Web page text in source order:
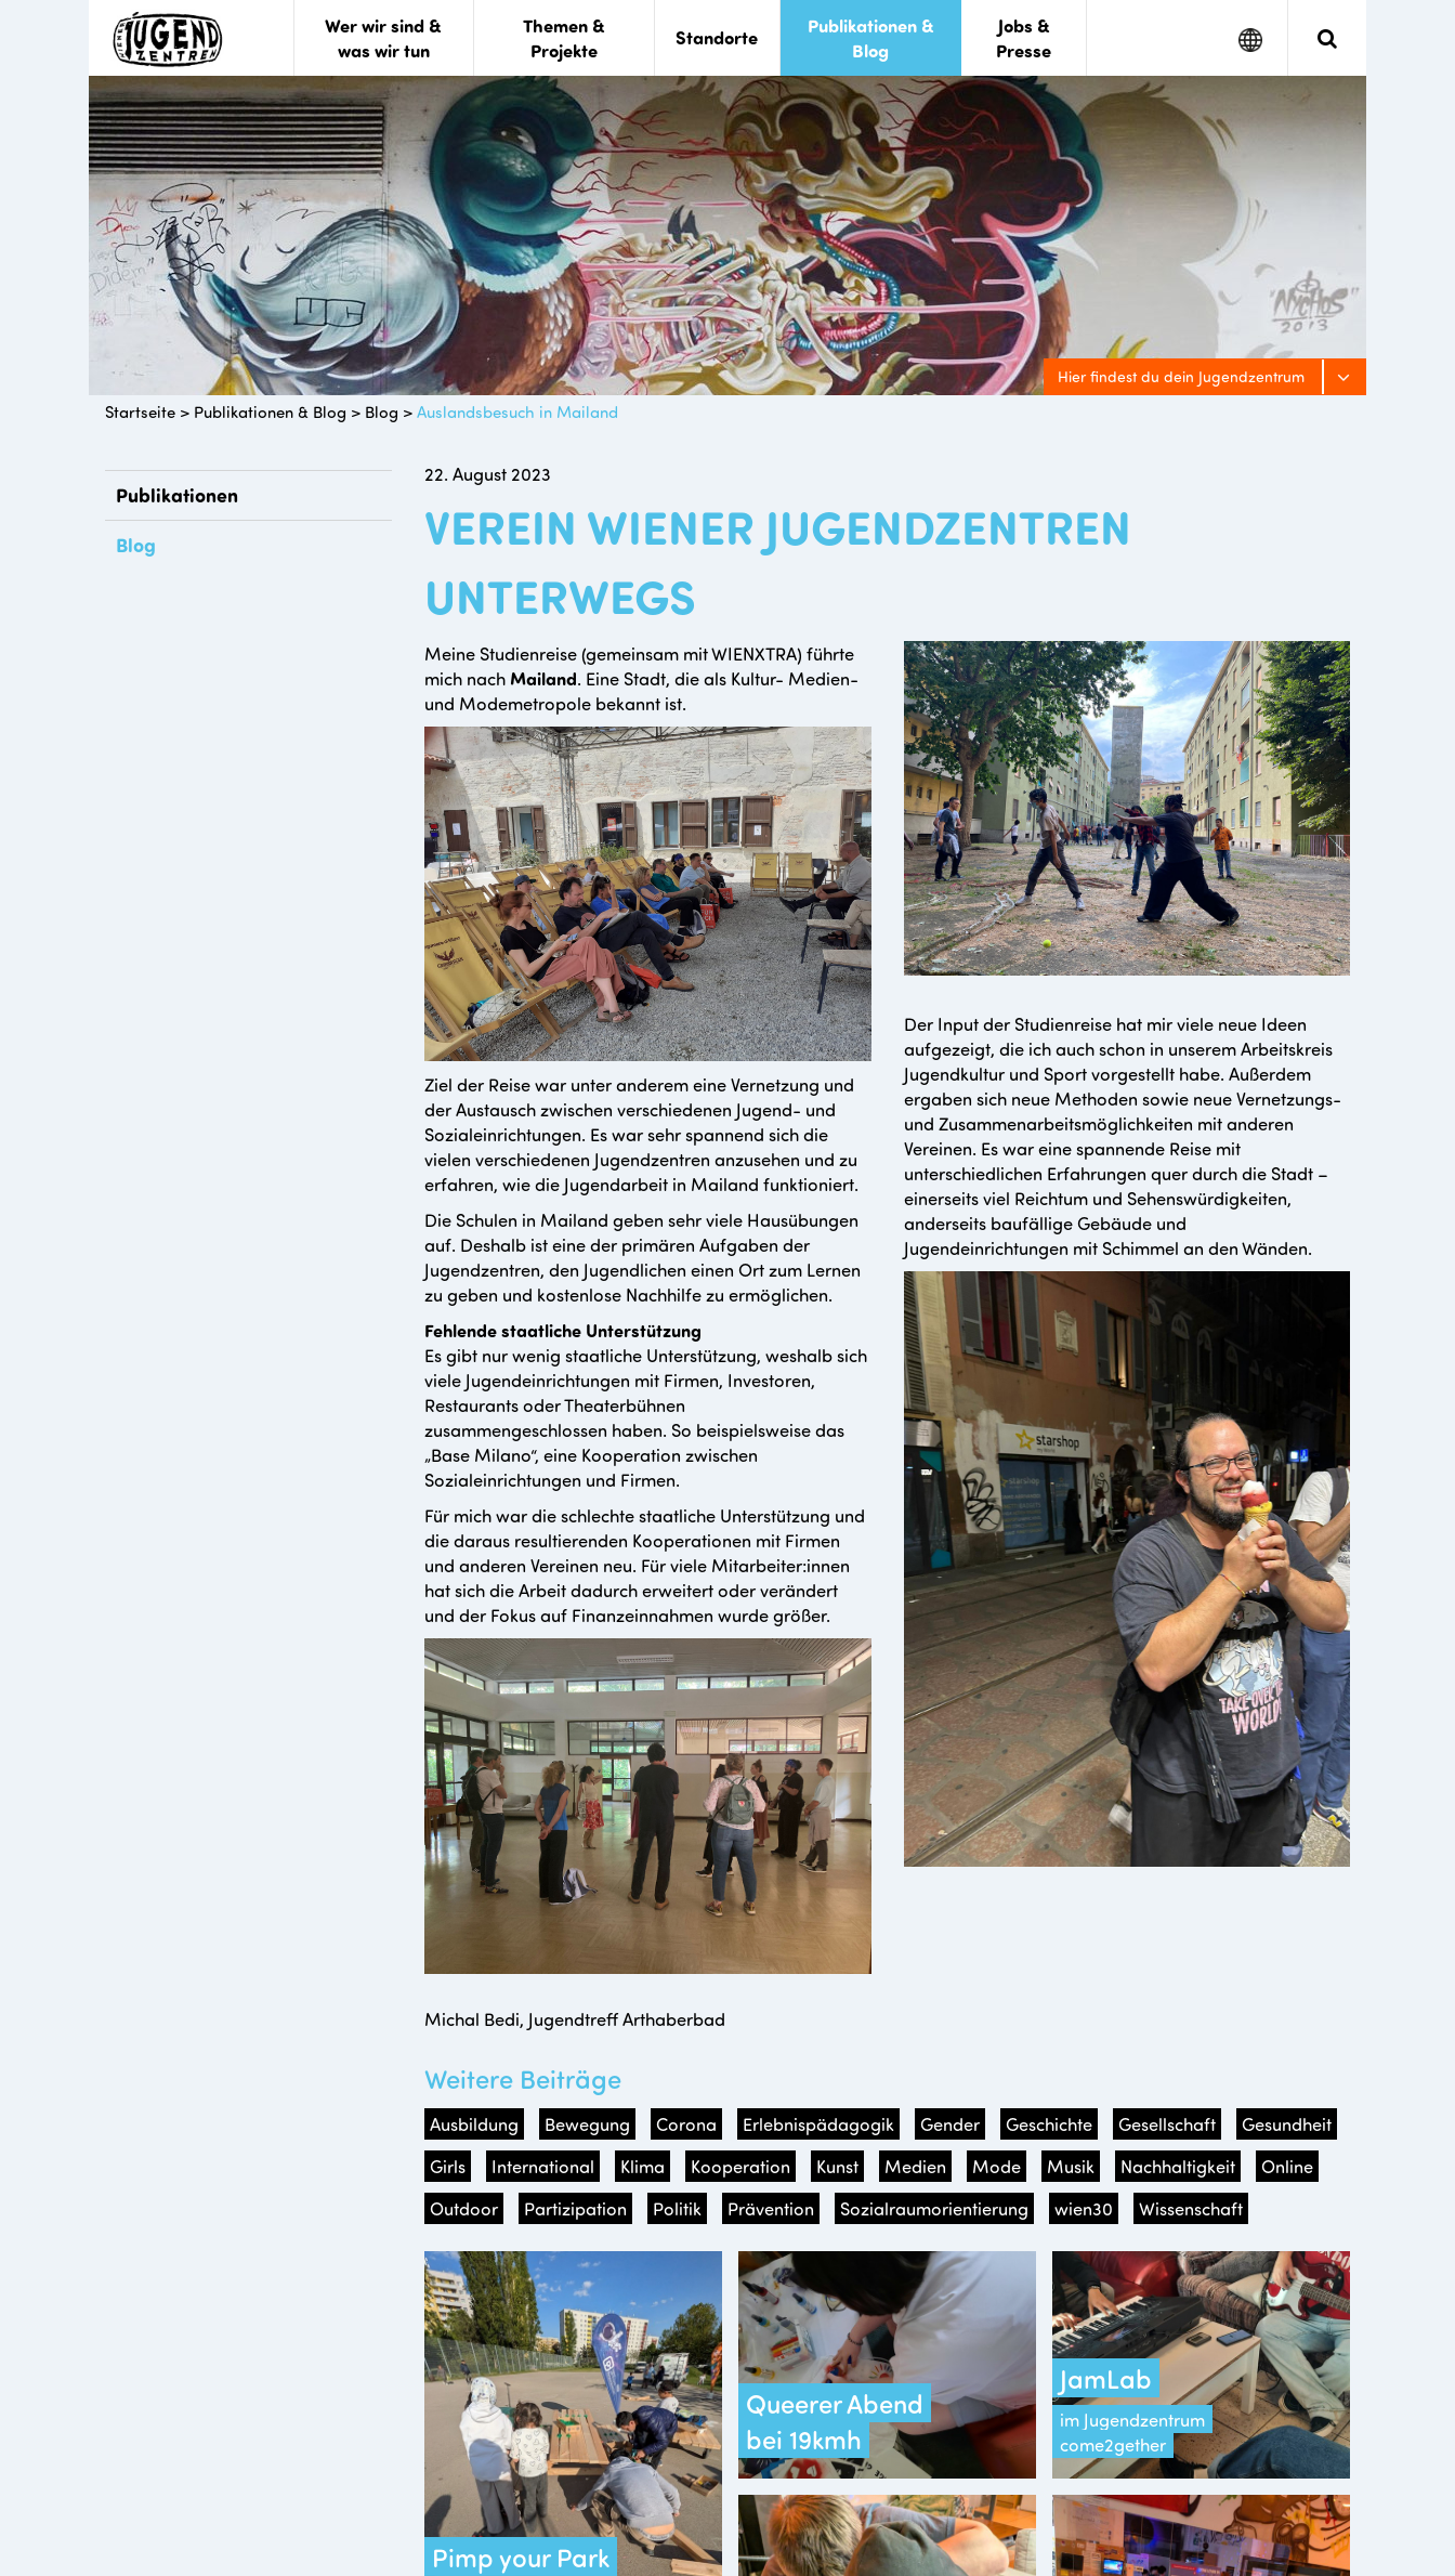
Wer wir sind &
was wir tun
Themen &
Projekte
Standorte
Publikationen &
Blog
Jobs &
Presse
Search
Google
Hier findest du dein Jugendzentrum
Startseite > Publikationen & Blog > Blog > Auslandsbesuch in Mailand
Publikationen
Blog
22. August 2023
VEREIN WIENER JUGENDZENTREN
UNTERWEGS
Meine Studienreise (gemeinsam mit WIENXTRA) führte
mich nach Mailand. Eine Stadt, die als Kultur- Medien-
und Modemetropole bekannt ist.
Ziel der Reise war unter anderem eine Vernetzung und
der Austausch zwischen verschiedenen Jugend- und
Sozialeinrichtungen. Es war sehr spannend sich die
vielen verschiedenen Jugendzentren anzusehen und zu
erfahren, wie die Jugendarbeit in Mailand funktioniert.
Die Schulen in Mailand geben sehr viele Hausübungen
auf. Deshalb ist eine der primären Aufgaben der
Jugendzentren, den Jugendlichen einen Ort zum Lernen
zu geben und kostenlose Nachhilfe zu ermöglichen.
Fehlende staatliche Unterstützung
Es gibt nur wenig staatliche Unterstützung, weshalb sich
viele Jugendeinrichtungen mit Firmen, Investoren,
Restaurants oder Theaterbühnen
zusammengeschlossen haben. So beispielsweise das
„Base Milano“, eine Kooperation zwischen
Sozialeinrichtungen und Firmen.
Für mich war die schlechte staatliche Unterstützung und
die daraus resultierenden Kooperationen mit Firmen
und anderen Vereinen neu. Für viele Mitarbeiter:innen
hat sich die Arbeit dadurch erweitert oder verändert
und der Fokus auf Finanzeinnahmen wurde größer.
Der Input der Studienreise hat mir viele neue Ideen
aufgezeigt, die ich auch schon in unserem Arbeitskreis
Jugendkultur und Sport vorgestellt habe. Außerdem
ergaben sich neue Methoden sowie neue Vernetzungs-
und Zusammenarbeitsmöglichkeiten mit anderen
Vereinen. Es war eine spannende Reise mit
unterschiedlichen Erfahrungen quer durch die Stadt –
einerseits viel Reichtum und Sehenswürdigkeiten,
anderseits baufällige Gebäude und
Jugendeinrichtungen mit Schimmel an den Wänden.
Michal Bedi, Jugendtreff Arthaberbad
Weitere Beiträge
Ausbildung Bewegung Corona Erlebnispädagogik Gender Geschichte Gesellschaft
Gesundheit
Girls
International Klima Kooperation Kunst Medien Mode Musik Nachhaltigkeit
Online
Outdoor
Partizipation Politik Prävention Sozialraumorientierung wien30 Wissenschaft
Pimp your Park
Queerer Abend
bei 19kmh
JamLab
im Jugendzentrum
come2gether